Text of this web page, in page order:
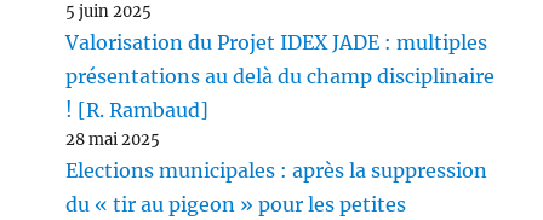
5 juin 2025
Valorisation du Projet IDEX JADE : multiples
présentations au delà du champ disciplinaire
! [R. Rambaud]
28 mai 2025
Elections municipales : après la suppression
du « tir au pigeon » pour les petites